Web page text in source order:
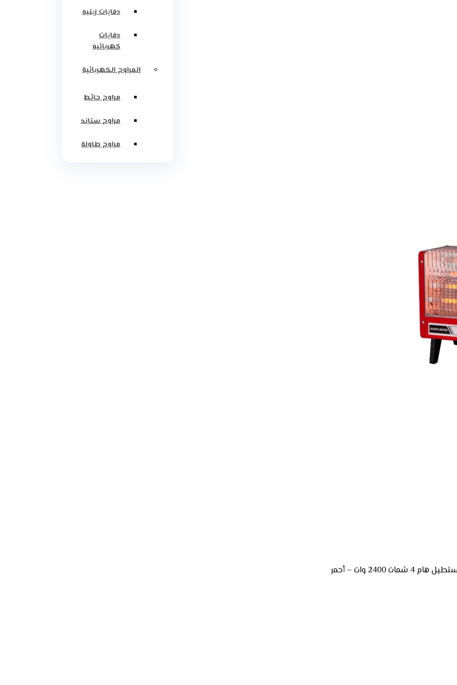
دفايات زيتيه
دفايات
كهربائيه
المراوح الكهربائية
مراوح حائط
مراوح ستاند
مراوح طاولة
2400 وات – أحمر